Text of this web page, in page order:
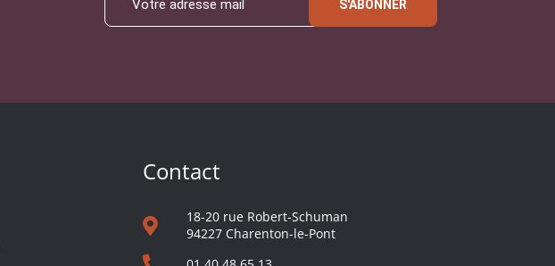
S'ABONNER
Contact
18-20 rue Robert-Schuman
94227 Charenton-le-Pont